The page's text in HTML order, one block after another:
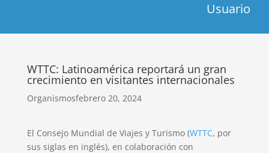
Usuario
WTTC: Latinoamérica reportará un gran
crecimiento en visitantes internacionales
Organismosfebrero 20, 2024
El Consejo Mundial de Viajes y Turismo (WTTC, por
sus siglas en inglés), en colaboración con